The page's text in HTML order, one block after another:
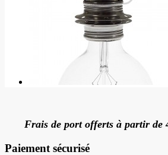
Frais de port offerts à partir de
Paiement sécurisé